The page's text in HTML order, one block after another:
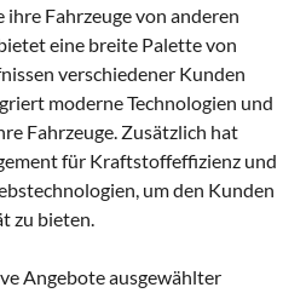
Fahrzeuge von anderen
eine breite Palette von
verschiedener Kunden
moderne Technologien und
Fahrzeuge. Zusätzlich hat
für Kraftstoffeffizienz und
um den Kunden
zu bieten.
Angebote ausgewählter